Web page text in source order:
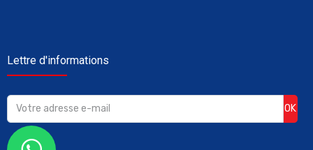
Lettre d'informations
OK